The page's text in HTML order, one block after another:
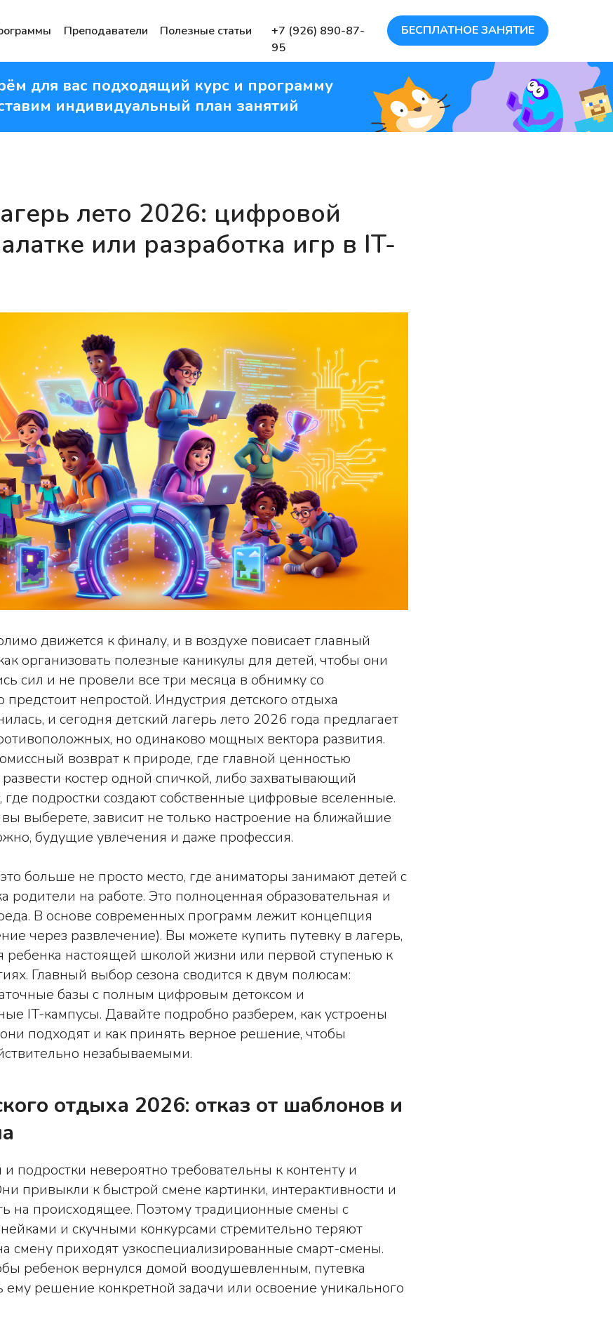
+7 (926) 890-87-
95
БЕСПЛАТНОЕ ЗАНЯТИЕ
Полезные статьи
Преподаватели
для вас подходящий курс и программу
индивидуальный план занятий
лето 2026: цифровой
или разработка игр в IT-
движется к финалу, и в воздухе повисает главный
организовать полезные каникулы для детей, чтобы они
сил и не провели все три месяца в обнимку со
непростой. Индустрия детского отдыха
и сегодня детский лагерь лето 2026 года предлагает
но одинаково мощных вектора развития.
возврат к природе, где главной ценностью
костер одной спичкой, либо захватывающий
подростки создают собственные цифровые вселенные.
вы выберете, зависит не только настроение на ближайшие
будущие увлечения и даже профессия.
больше не просто место, где аниматоры занимают детей с
родители на работе. Это полноценная образовательная и
В основе современных программ лежит концепция
через развлечение). Вы можете купить путевку в лагерь,
ребенка настоящей школой жизни или первой ступенью к
Главный выбор сезона сводится к двум полюсам:
базы с полным цифровым детоксом и
IT-кампусы. Давайте подробно разберем, как устроены
подходят и как принять верное решение, чтобы
незабываемыми.
отдыха 2026: отказ от шаблонов и
подростки невероятно требовательны к контенту и
привыкли к быстрой смене картинки, интерактивности и
на происходящее. Поэтому традиционные смены с
и скучными конкурсами стремительно теряют
смену приходят узкоспециализированные смарт-смены.
ребенок вернулся домой воодушевленным, путевка
ему решение конкретной задачи или освоение уникального